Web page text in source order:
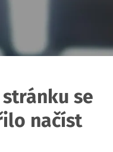
se
načíst